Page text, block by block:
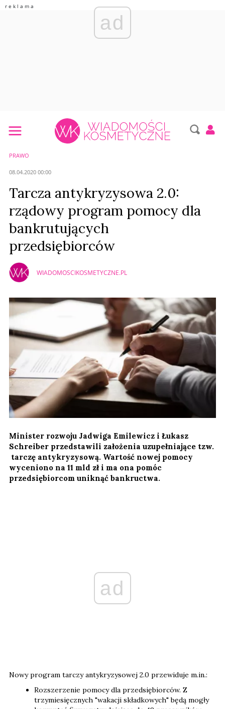
ad
PRAWO
08.04.2020 00:00
Tarcza antykryzysowa 2.0:
rządowy program pomocy dla
bankrutujących
przedsiębiorców
WIADOMOSCIKOSMETYCZNE.PL
Minister rozwoju Jadwiga Emilewicz i Łukasz
Schreiber przedstawili założenia uzupełniające tzw.
tarczę antykryzysową. Wartość nowej pomocy
wyceniono na 11 mld zł i ma ona pomóc
przedsiębiorcom uniknąć bankructwa.
ad
Nowy program tarczy antykryzysowej 2.0 przewiduje m.in.:
Rozszerzenie pomocy dla przedsiębiorców. Z
trzymiesięcznych "wakacji składkowych" będą mogły